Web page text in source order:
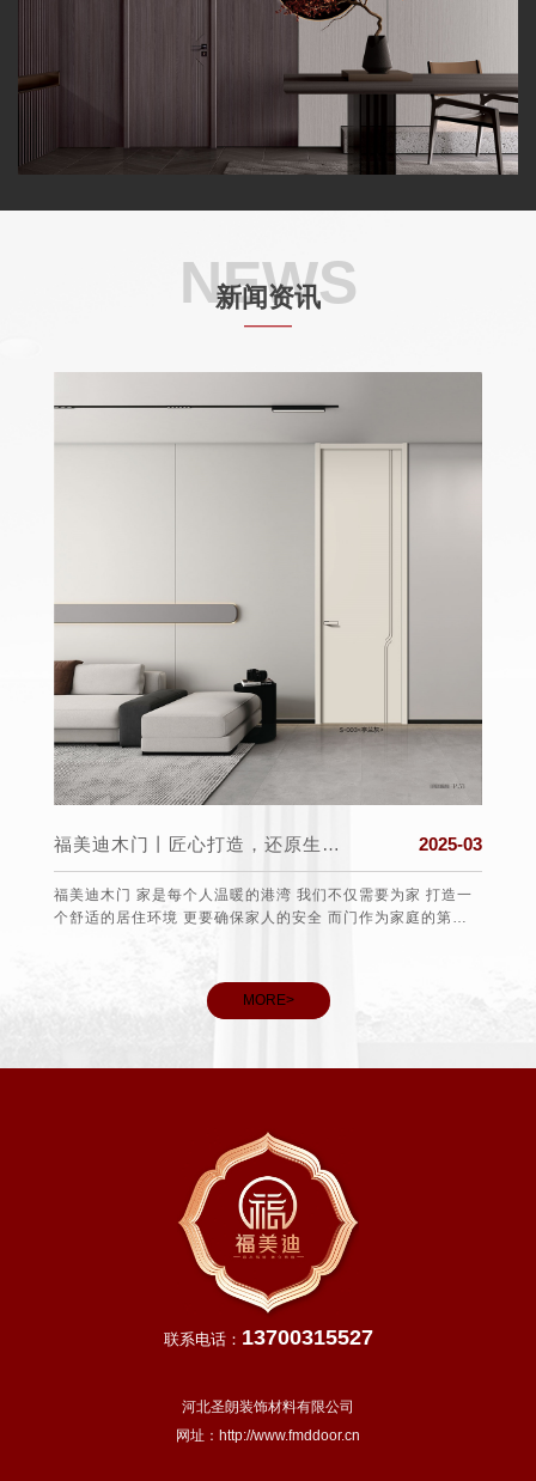
NEWS
新闻资讯
——
福美迪木门丨匠心打造，还原生活真实的本质 2025-03
福美迪木门 家是每个人温暖的港湾 我们不仅需要为家 打造一
个舒适的居住环境 更要确保家人的安全 而门作为家庭的第一
MORE>
联系电话： 13700315527
河北圣朗装饰材料有限公司
网址： http://www.fmddoor.cn